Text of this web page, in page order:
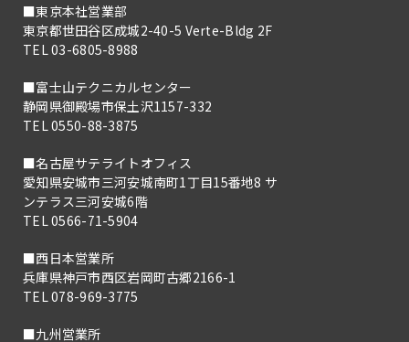
■東京本社営業部
東京都世田谷区成城2-40-5 Verte-Bldg 2F
TEL 03-6805-8988
■富士山テクニカルセンター
静岡県御殿場市保土沢1157-332
TEL 0550-88-3875
■名古屋サテライトオフィス
愛知県安城市三河安城南町1丁目15番地8 サ
ンテラス三河安城6階
TEL 0566-71-5904
■西日本営業所
兵庫県神戸市西区岩岡町古郷2166-1
TEL 078-969-3775
■九州営業所